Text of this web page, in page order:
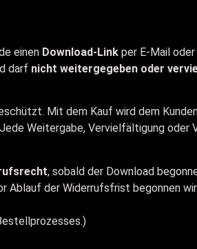
einen Download-Link per E-Mail
darf nicht weitergegeben oder
Mit dem Kauf wird dem
Weitergabe, Vervielfältigung
, sobald der Download
Ablauf der Widerrufsfrist begonnen